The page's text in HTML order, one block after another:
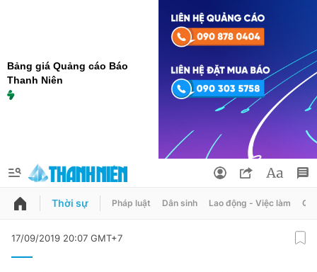
Bảng giá Quảng cáo Báo
Thanh Niên
QUẢNG CÁO
Thời sự Pháp luật Dân sinh Lao động - Việc làm
17/09/2019 20:07 GMT+7